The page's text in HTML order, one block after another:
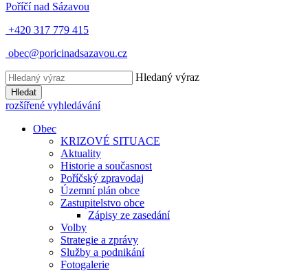
Poříčí nad Sázavou
+420 317 779 415
obec@poricinadsazavou.cz
Hledaný výraz
Hledat
rozšířené vyhledávání
Obec
KRIZOVÉ SITUACE
Aktuality
Historie a současnost
Poříčský zpravodaj
Územní plán obce
Zastupitelstvo obce
Zápisy ze zasedání
Volby
Strategie a zprávy
Služby a podnikání
Fotogalerie